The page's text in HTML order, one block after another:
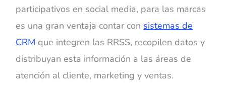
participativos en social media, para las marcas
es una gran ventaja contar con sistemas de
CRM que integren las RRSS, recopilen datos y
distribuyan esta información a las áreas de
atención al cliente, marketing y ventas.